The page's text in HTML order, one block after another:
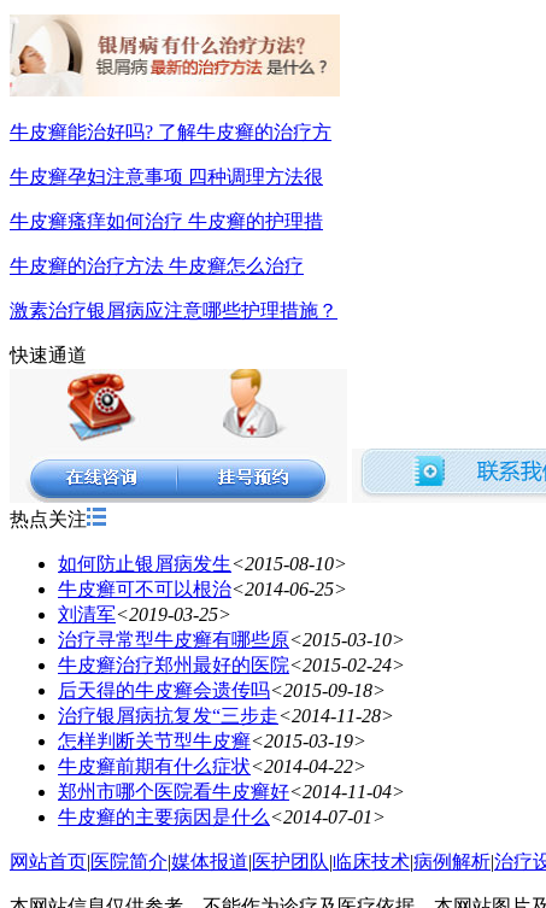
牛皮癣能治好吗? 了解牛皮癣的治疗方
牛皮癣孕妇注意事项 四种调理方法很
牛皮癣瘙痒如何治疗 牛皮癣的护理措
牛皮癣的治疗方法 牛皮癣怎么治疗
激素治疗银屑病应注意哪些护理措施？
快速通道
热点关注
如何防止银屑病发生<2015-08-10>
牛皮癣可不可以根治<2014-06-25>
刘清军<2019-03-25>
治疗寻常型牛皮癣有哪些原<2015-03-10>
牛皮癣治疗郑州最好的医院<2015-02-24>
后天得的牛皮癣会遗传吗<2015-09-18>
治疗银屑病抗复发“三步走<2014-11-28>
怎样判断关节型牛皮癣<2015-03-19>
牛皮癣前期有什么症状<2014-04-22>
郑州市哪个医院看牛皮癣好<2014-11-04>
牛皮癣的主要病因是什么 <2014-07-01>
网站首页|医院简介|媒体报道|医护团队|临床技术|病例解析|治疗